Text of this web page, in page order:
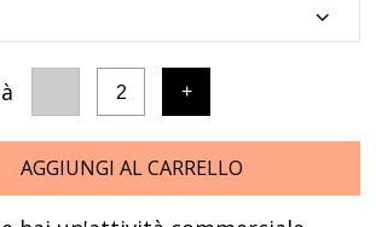
2 +
AGGIUNGI AL CARRELLO